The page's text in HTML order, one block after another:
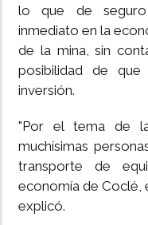
lo que de
inmediato en la
de la mina, sin
posibilidad de
inversión.
"Por el tema de
muchísimas
transporte de
economía de Coclé,
explicó.